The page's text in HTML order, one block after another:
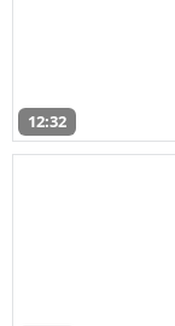
12:32